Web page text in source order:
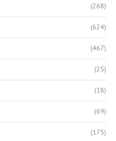
(268)
(624)
(467)
(25)
(18)
(69)
(175)